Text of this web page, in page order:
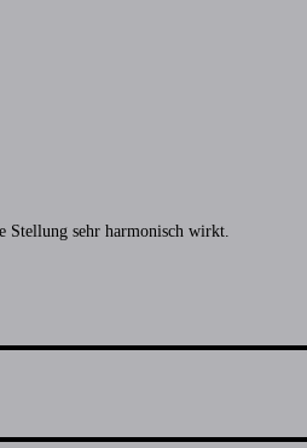
Stellung sehr harmonisch wirkt.